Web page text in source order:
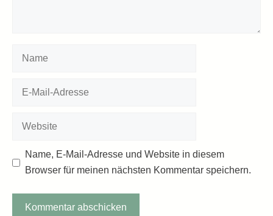
Name, E-Mail-Adresse und Website in diesem
Browser für meinen nächsten Kommentar speichern.